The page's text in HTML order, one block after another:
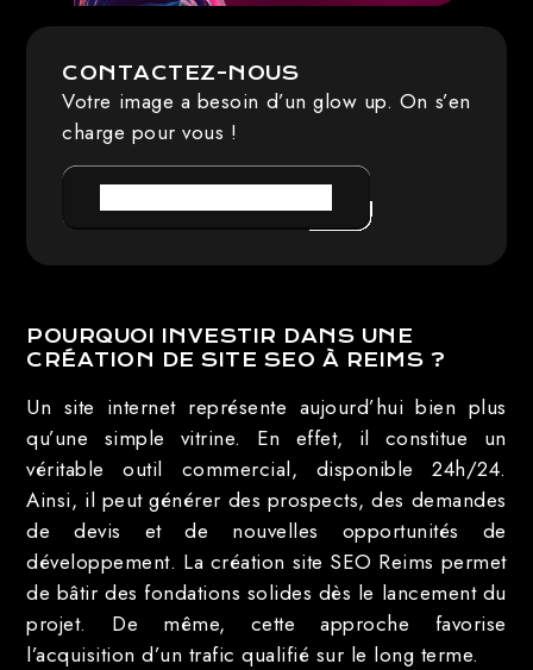
CONTACTEZ-NOUS
Votre image a besoin d’un glow up. On s’en
charge pour vous !
POURQUOI INVESTIR DANS UNE
CRÉATION DE SITE SEO À REIMS ?
Un site internet représente aujourd’hui bien plus
qu’une simple vitrine. En effet, il constitue un
véritable outil commercial, disponible 24h/24.
Ainsi, il peut générer des prospects, des demandes
de devis et de nouvelles opportunités de
développement. La création site SEO Reims permet
de bâtir des fondations solides dès le lancement du
projet. De même, cette approche favorise
l’acquisition d’un trafic qualifié sur le long terme.